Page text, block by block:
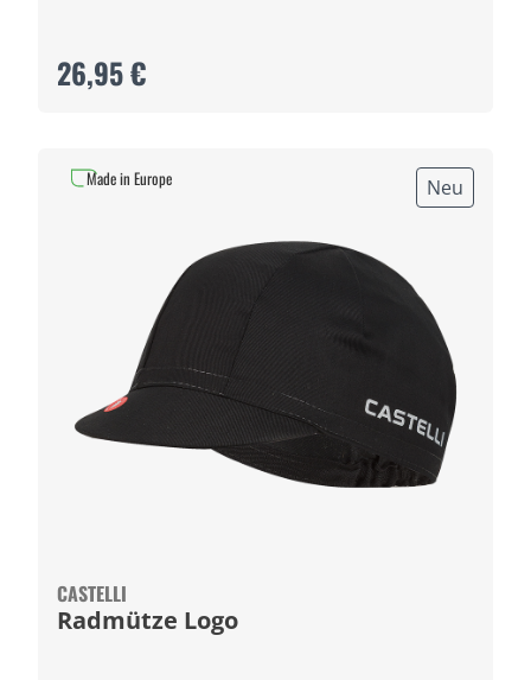
26,95 €
Neu
CASTELLI
Radmütze Logo
Made in Europe